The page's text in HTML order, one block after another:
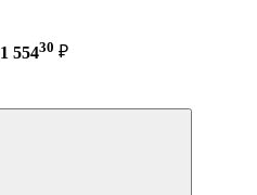
1 55430 ₽